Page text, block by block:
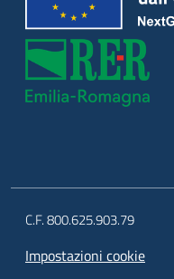
C.F. 800.625.903.79
Impostazioni cookie